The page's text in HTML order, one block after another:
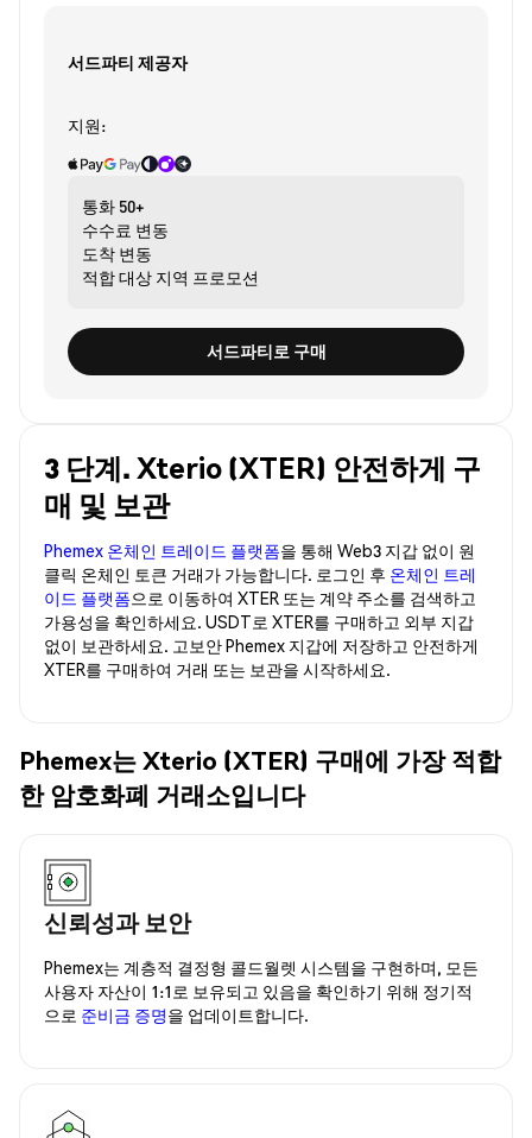
서드파티 제공자
지원:
통화 50+
수수료 변동
도착 변동
적합 대상 지역 프로모션
서드파티로 구매
3 단계. Xterio (XTER) 안전하게 구
매 및 보관
Phemex 온체인 트레이드 플랫폼을 통해 Web3 지갑 없이 원
클릭 온체인 토큰 거래가 가능합니다. 로그인 후 온체인 트레
이드 플랫폼으로 이동하여 XTER 또는 계약 주소를 검색하고
가용성을 확인하세요. USDT로 XTER를 구매하고 외부 지갑
없이 보관하세요. 고보안 Phemex 지갑에 저장하고 안전하게
XTER를 구매하여 거래 또는 보관을 시작하세요.
Phemex는 Xterio (XTER) 구매에 가장 적합
한 암호화폐 거래소입니다
신뢰성과 보안
Phemex는 계층적 결정형 콜드월렛 시스템을 구현하며, 모든
사용자 자산이 1:1로 보유되고 있음을 확인하기 위해 정기적
으로 준비금 증명을 업데이트합니다.